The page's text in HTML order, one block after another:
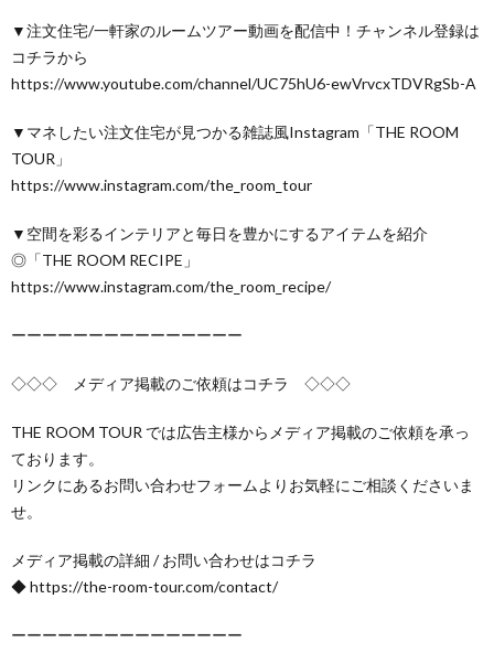
▼注文住宅/一軒家のルームツアー動画を配信中！チャンネル登録は
コチラから
https://www.youtube.com/channel/UC75hU6-ewVrvcxTDVRgSb-A
▼マネしたい注文住宅が見つかる雑誌風Instagram「THE ROOM
TOUR」
https://www.instagram.com/the_room_tour
▼空間を彩るインテリアと毎日を豊かにするアイテムを紹介
◎「THE ROOM RECIPE」
https://www.instagram.com/the_room_recipe/
ーーーーーーーーーーーーーーー
◇◇◇ メディア掲載のご依頼はコチラ ◇◇◇
THE ROOM TOUR では広告主様からメディア掲載のご依頼を承っ
ております。
リンクにあるお問い合わせフォームよりお気軽にご相談くださいま
せ。
メディア掲載の詳細 / お問い合わせはコチラ
◆ https://the-room-tour.com/contact/
ーーーーーーーーーーーーーーー